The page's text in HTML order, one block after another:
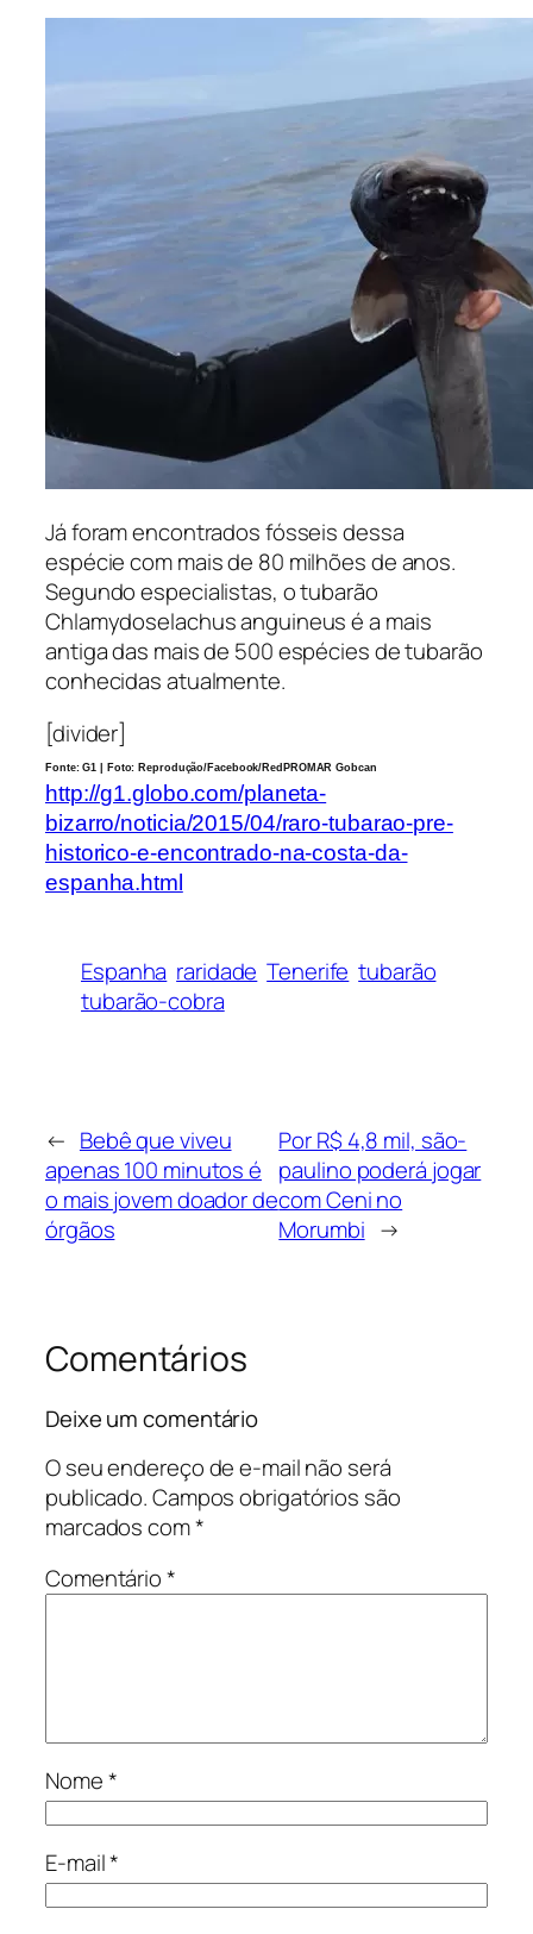
Já foram encontrados fósseis dessa
espécie com mais de 80 milhões de anos.
Segundo especialistas, o tubarão
Chlamydoselachus anguineus é a mais
antiga das mais de 500 espécies de tubarão
conhecidas atualmente.
[divider]
Fonte: G1 | Foto: Reprodução/Facebook/RedPROMAR Gobcan
http://g1.globo.com/planeta-
bizarro/noticia/2015/04/raro-tubarao-pre-
historico-e-encontrado-na-costa-da-
espanha.html
Espanha raridade Tenerife tubarão
tubarão-cobra
← Bebê que viveu
apenas 100 minutos é
o mais jovem doador de
órgãos
Por R$ 4,8 mil, são-
paulino poderá jogar
com Ceni no
Morumbi →
Comentários
Deixe um comentário
O seu endereço de e-mail não será
publicado.Campos obrigatórios são
marcados com*
Comentário*
Nome*
E-mail*